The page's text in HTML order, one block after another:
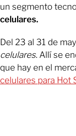
un segmento
celulares.
Del 23 al 31 de
celulares. Allí se
que hay en el
celulares para Hot